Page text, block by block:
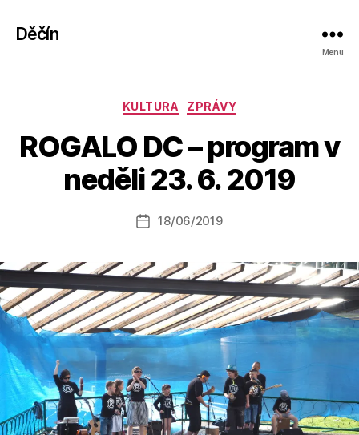
Děčín
Menu
Rubriky
KULTURA ZPRÁVY
ROGALO DC – program v
neděli 23. 6. 2019
Autor
příspěvku
u
t
o
a
s
o
Datum
18/06/2019